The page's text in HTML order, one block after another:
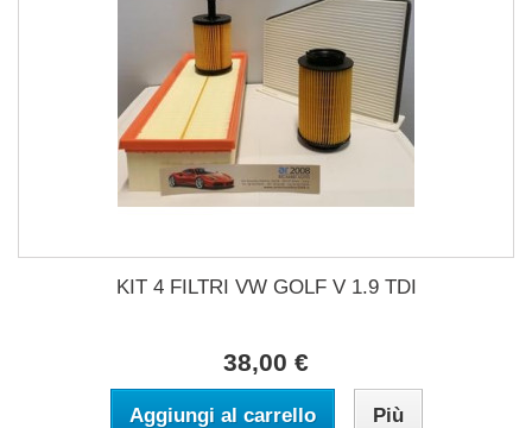
KIT 4 FILTRI VW GOLF V 1.9 TDI
38,00 €
Aggiungi al carrello Più